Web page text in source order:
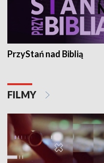
PrzyStań nad Biblią
FILMY